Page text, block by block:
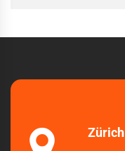
Zürich